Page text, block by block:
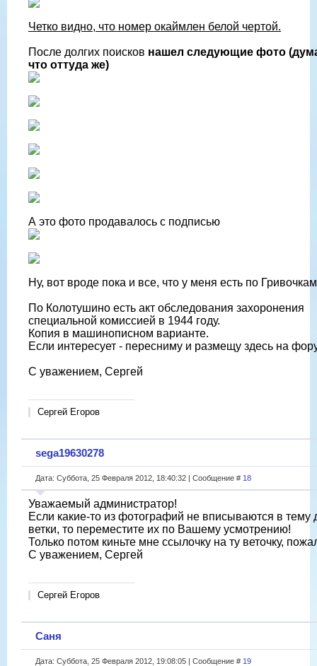
Четко видно, что номер окаймлен белой чертой.
После долгих поисков нашел следующие фото
что оттуда же)
А это фото продавалось с подписью
Ну, вот вроде пока и все, что у меня есть по
По Колотушино есть акт обследования захоронения
специальной комиссией в 1944 году.
Копия в машинописном варианте.
Если интересует - пересниму и размещу здесь на
С уважением, Сергей
Сергей Егоров
sega19630278
Дата: Суббота, 25 Февраля 2012, 18:40:32 | Сообщение # 18
Уважаемый администратор!
Если какие-то из фотографий не вписываются в тему
ветки, то переместите их по Вашему усмотрению!
Только потом киньте мне ссылочку на ту веточку,
С уважением, Сергей
Сергей Егоров
Саня
Дата: Суббота, 25 Февраля 2012, 19:08:05 | Сообщение # 19